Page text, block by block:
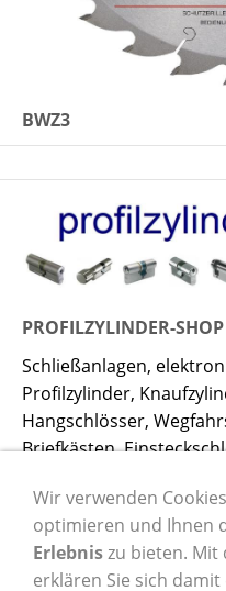
BWZ3
PROFILZYLINDER-SHOP
Schließanlagen,
Profilzylinder,
Hangschlösser,
Briefkästen,
Mülltonnenschlösser,
mehr!
Wir verwenden
optimieren und Ihnen
Erlebniszu bieten. Mit
erklären Sie sich